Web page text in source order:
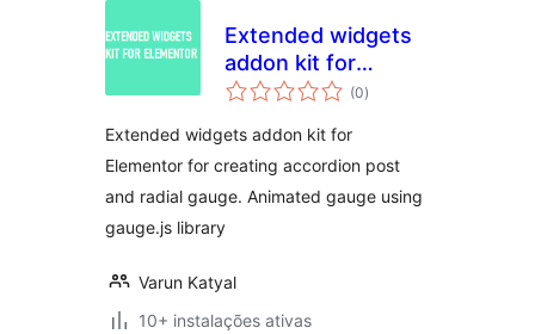
Extended widgets
addon kit for
Elementor
(0avaliações
totais
)
Extended widgets addon kit for
Elementor for creating accordion post
and radial gauge. Animated gauge using
gauge.js library
Varun Katyal
10+ instalações ativas